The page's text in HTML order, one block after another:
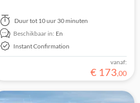
een bezoek aan de historische site Port
Arthur.Duurtot 10 uur 30 minuten
Beschikbaar in: En
Instant Confirmation
vanaf:
€ 173,00